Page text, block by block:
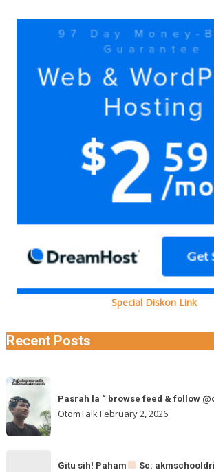
Yuk
Special Diskon Link
Recent Posts
Pasrah
la
browse
Pasrah la “ browse feed & follow
OtomTalkFebruary 2, 2026
Gitu sih! Paham
Sc: